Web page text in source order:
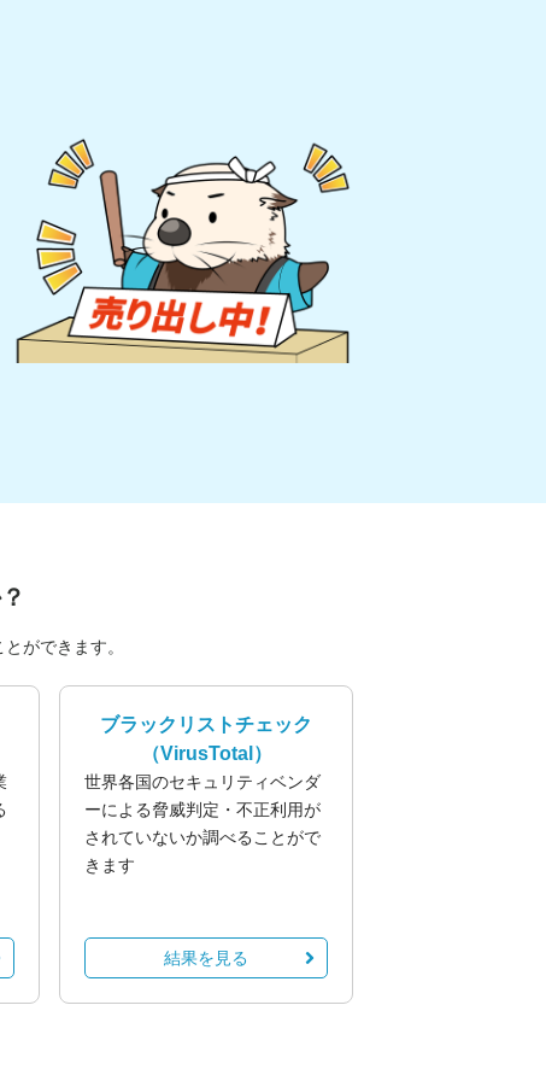
ができます。
ブラックリストチェック
（VirusTotal）
世界各国のセキュリティベンダ
ーによる脅威判定・不正利用が
されていないか調べることがで
きます
結果を見る